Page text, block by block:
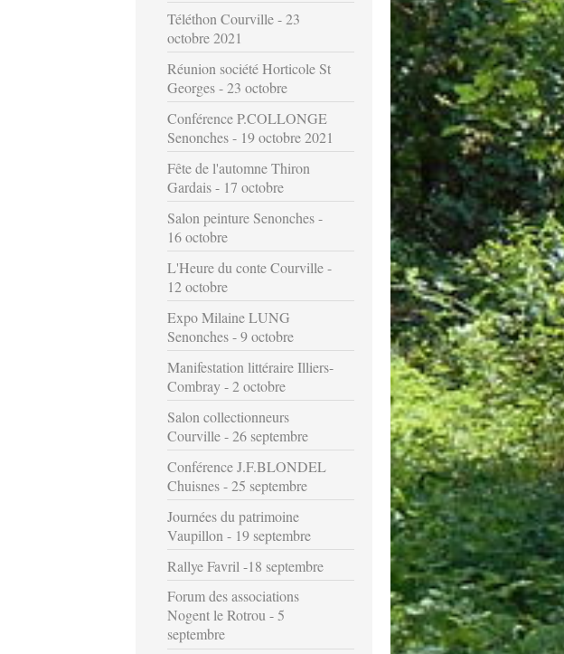
Téléthon Courville - 23
octobre 2021
Réunion société Horticole St
Georges - 23 octobre
Conférence P.COLLONGE
Senonches - 19 octobre 2021
Fête de l'automne Thiron
Gardais - 17 octobre
Salon peinture Senonches -
16 octobre
L'Heure du conte Courville -
12 octobre
Expo Milaine LUNG
Senonches - 9 octobre
Manifestation littéraire Illiers-
Combray - 2 octobre
Salon collectionneurs
Courville - 26 septembre
Conférence J.F.BLONDEL
Chuisnes - 25 septembre
Journées du patrimoine
Vaupillon - 19 septembre
Rallye Favril -18 septembre
Forum des associations
Nogent le Rotrou - 5
septembre